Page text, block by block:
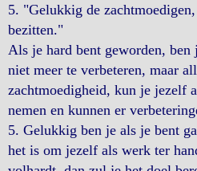
5. "Gelukkig de
bezitten."
Als je hard bent geworden, ben
niet meer te verbeteren, maar
zachtmoedigheid, kun je jezelf
nemen en kunnen er
5. Gelukkig ben je als je bent
het is om jezelf als werk ter